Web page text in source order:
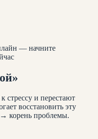
— начните
стрессу и перестают
восстановить эту
корень проблемы.